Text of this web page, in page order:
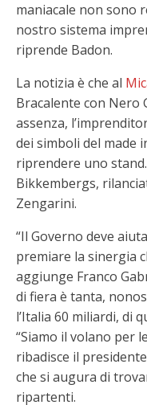
maniacale non sono
nostro sistema
riprende Badon.
La notizia è che al
Bracalente con Nero
assenza,
dei simboli del made
riprendere uno
Bikkembergs,
Zengarini.
“Il Governo deve
premiare la sinergia
aggiunge Franco
di fiera è tanta,
l’Italia 60 miliardi, di
“Siamo il volano per
ribadisce il
che si augura di
ripartenti.